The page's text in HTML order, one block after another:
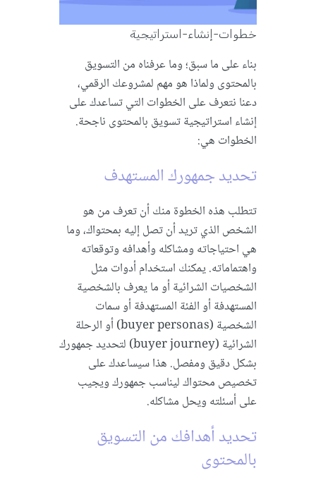
خطوات-إنشاء-استراتيجية
بناء على ما سبق؛ وما عرفناه من التسويق
بالمحتوى ولماذا هو مهم لمشروعك الرقمي،
دعنا نتعرف على الخطوات التي تساعدك على
إنشاء استراتيجية تسويق بالمحتوى ناجحة.
الخطوات هي:
تحديد جمهورك المستهدف
تتطلب هذه الخطوة منك أن تعرف من هو
الشخص الذي تريد أن تصل إليه بمحتواك، وما
هي احتياجاته ومشاكله وأهدافه وتوقعاته
واهتماماته. يمكنك استخدام أدوات مثل
الشخصيات الشرائية أو ما يعرف بالشخصية
المستهدفة أو الفئة المستهدفة أو سمات
الشخصية (buyer personas) أو الرحلة
الشرائية (buyer journey) لتحديد جمهورك
بشكل دقيق ومفصل. هذا سيساعدك على
تخصيص محتواك ليناسب جمهورك ويجيب
على أسئلته ويحل مشاكله.
تحديد أهدافك من التسويق
بالمحتوى